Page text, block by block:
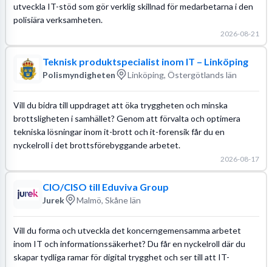
utveckla IT-stöd som gör verklig skillnad för medarbetarna i den
polisiära verksamheten.
2026-08-21
Teknisk produktspecialist inom IT – Linköping
Polismyndigheten Linköping, Östergötlands län
Vill du bidra till uppdraget att öka tryggheten och minska
brottsligheten i samhället? Genom att förvalta och optimera
tekniska lösningar inom it-brott och it-forensik får du en
nyckelroll i det brottsförebyggande arbetet.
2026-08-17
CIO/CISO till Eduviva Group
Jurek Malmö, Skåne län
Vill du forma och utveckla det koncerngemensamma arbetet
inom IT och informationssäkerhet? Du får en nyckelroll där du
skapar tydliga ramar för digital trygghet och ser till att IT-